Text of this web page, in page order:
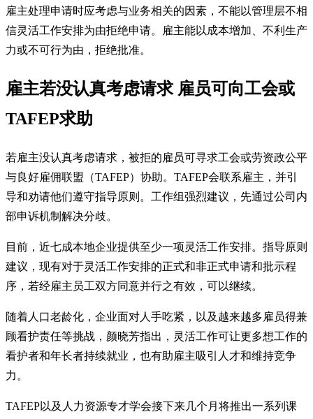
雇主处理申请时应考虑与业务相关的因素，不能以管理层不相
信灵活工作安排为由拒绝申请。雇主能以成本增加、不利生产
力或不可行为由，拒绝批准。
雇主若没认真考虑请求 雇员可向工会或
TAFEP求助
若雇主没认真考虑请求，被拒的雇员可寻求工会或劳资政公平
与良好雇佣联盟（TAFEP）协助。TAFEP会联系雇主，并引
导和劝请他们遵守指导原则。工作组强烈建议，先通过公司内
部申诉机制解决分歧。
目前，近七成本地企业提供至少一项灵活工作安排。指导原则
建议，现有对于灵活工作安排的正式和非正式申请和批示程
序，若经雇主员工双方同意并行之有效，可以继续。
随着人口老龄化，企业面对人手吃紧，以及越来越多雇员得兼
顾看护责任等挑战，颜晓芳指出，灵活工作可让更多想工作的
看护者和年长者持续就业，也有助雇主吸引人才和维持竞争
力。
TAFEP以及人力资源专才学会接下来几个月将推出一系列课